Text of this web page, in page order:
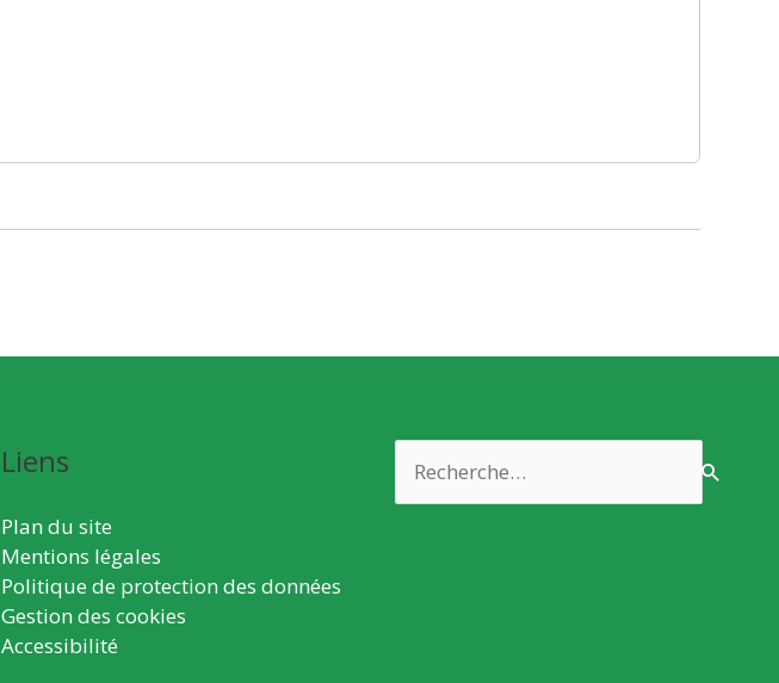
Liens
Plan du site
Mentions légales
Politique de protection des données
Gestion des cookies
Accessibilité